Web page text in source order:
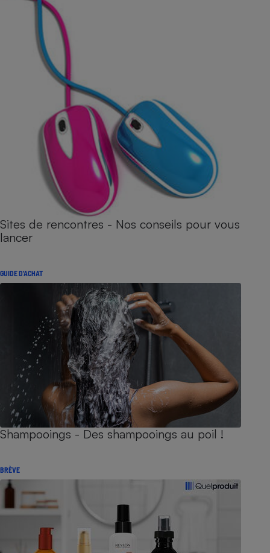
Sites de rencontres - Nos conseils pour vous
lancer
GUIDE D'ACHAT
Shampooings - Des shampooings au poil !
BRÈVE